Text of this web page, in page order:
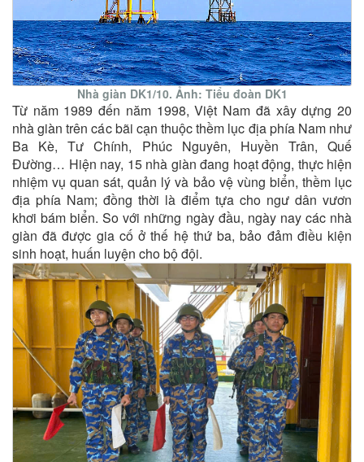
Nhà giàn DK1/10. Ảnh: Tiểu đoàn DK1
Từ năm 1989 đến năm 1998, Việt Nam đã xây dựng 20
nhà giàn trên các bãi cạn thuộc thềm lục địa phía Nam như
Ba Kè, Tư Chính, Phúc Nguyên, Huyền Trân, Quế
Đường… Hiện nay, 15 nhà giàn đang hoạt động, thực hiện
nhiệm vụ quan sát, quản lý và bảo vệ vùng biển, thềm lục
địa phía Nam; đồng thời là điểm tựa cho ngư dân vươn
khơi bám biển. So với những ngày đầu, ngày nay các nhà
giàn đã được gia cố ở thế hệ thứ ba, bảo đảm điều kiện
sinh hoạt, huấn luyện cho bộ đội.